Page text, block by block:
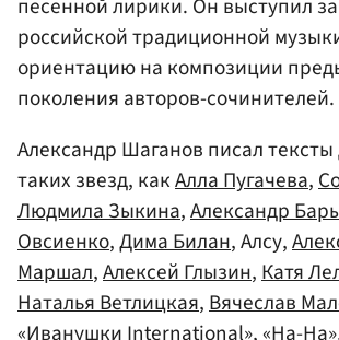
песенной лирики. Он выступил
российской традиционной
ориентацию на композиции
поколения авторов-сочинителей.
Александр Шаганов писал тексты
таких звезд, какАлла Пугачева,
Людмила Зыкина,Александр
Овсиенко,Дима Билан, Алсу,
Маршал,Алексей Глызин,Катя
Наталья Ветлицкая,Вячеслав
«Иванушки International», «На-